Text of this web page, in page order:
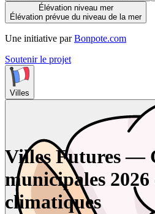
Élévation niveau mer
Élévation prévue du niveau de la mer
Une initiative par Bonpote.com
Soutenir le projet
Villes
Villes Futures —
municipales
climatiques